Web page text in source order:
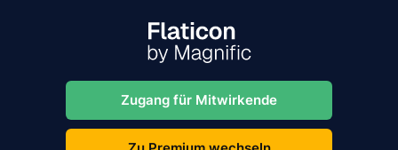
Zugang für Mitwirkende